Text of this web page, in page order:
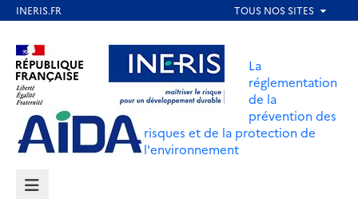
contenu
principal
Aller au contenu Aller au menu
Aller au pied de page
La
réglementation
de la
prévention des
risques et de la protection de
l'environnement
MENU